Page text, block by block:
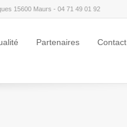
15600 Maurs - 04 71 49 01 92
Partenaires Contact